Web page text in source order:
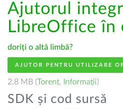
Ajutorul
LibreOffice în
doriți o altă limbă?
AJUTOR PENTRU UTILIZARE
2.8 MB (Torent, Informații)
SDK și cod sursă